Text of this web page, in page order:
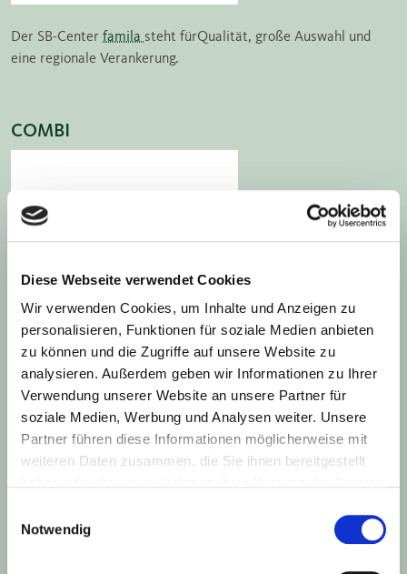
Diese Webseite verwendet Cookies
Wir verwenden Cookies, um Inhalte und Anzeigen zu
personalisieren, Funktionen für soziale Medien anbieten
zu können und die Zugriffe auf unsere Website zu
analysieren. Außerdem geben wir Informationen zu Ihrer
Verwendung unserer Website an unsere Partner für
soziale Medien, Werbung und Analysen weiter. Unsere
Partner führen diese Informationen möglicherweise mit
weiteren Daten zusammen, die Sie ihnen bereitgestellt
Cookies, wenn Sie unsere Webseite weiterhin nutzen.
Notwendig
Der SB-Center famila steht fürQualität, große Auswahl und
eine regionale Verankerung.
COMBI
Combiist Ihr beliebter Nahversorger und Vollsortimenter aus
der Nachbarschaft.
BÜNTING E-COMMERCE